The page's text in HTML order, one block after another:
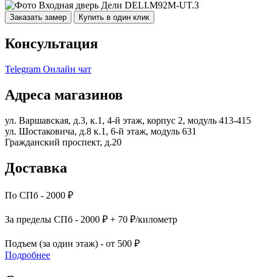
Заказать замер Купить в один клик
Консультация
Telegram Онлайн чат
Адреса магазинов
ул. Варшавская, д.3, к.1, 4-й этаж, корпус 2, модуль 413-415
ул. Шостаковича, д.8 к.1, 6-й этаж, модуль 631
Гражданский проспект, д.20
Доставка
По СПб - 2000 ₽
За пределы СПб - 2000 ₽ + 70 ₽/километр
Подъем (за один этаж) - от 500 ₽
Подробнее